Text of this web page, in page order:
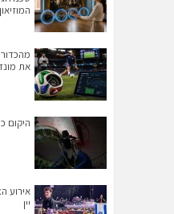
המוזיאון
את
היקום
אירוע
יין